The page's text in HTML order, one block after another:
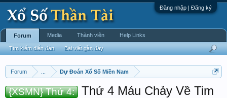
Đăng nhập | Đăng ký
Forum Dự Đoán Xổ Số Miền Nam
{XSMN} Thứ 4: Thứ 4 Máu Chảy Về Tim
Forum
Tìm kiếm diễn đàn Bài viết gần đây
Media Thành viên Help Links